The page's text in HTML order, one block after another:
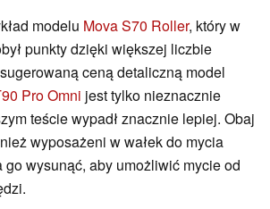
modelu Mova S70 Roller, który w
punkty dzięki większej liczbie
ceną detaliczną model
Pro Omni jest tylko nieznacznie
teście wypadł znacznie lepiej. Obaj
wyposażeni w wałek do mycia
go wysunąć, aby umożliwić mycie od